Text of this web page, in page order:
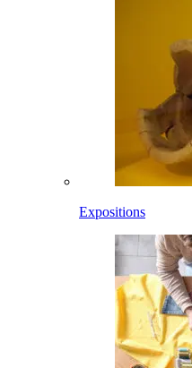
Expositions